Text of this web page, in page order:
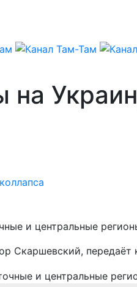
и центральные
Скаршевский, передаёт